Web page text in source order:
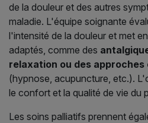
de la douleur et des autres
maladie. L'équipe soignante
l'intensité de la douleur et met
adaptés, comme des
relaxation ou des
(hypnose, acupuncture, etc.).
le confort et la qualité de vie du
Les soins palliatifs prennent